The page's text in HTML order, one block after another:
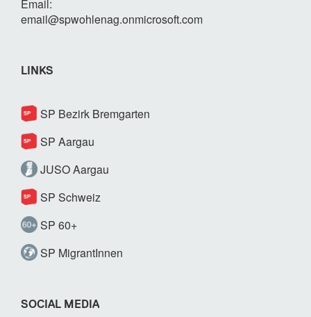
Email:
email@spwohlenag.onmicrosoft.com
LINKS
SP Bezirk Bremgarten
SP Aargau
JUSO Aargau
SP Schweiz
SP 60+
SP MigrantInnen
SOCIAL MEDIA